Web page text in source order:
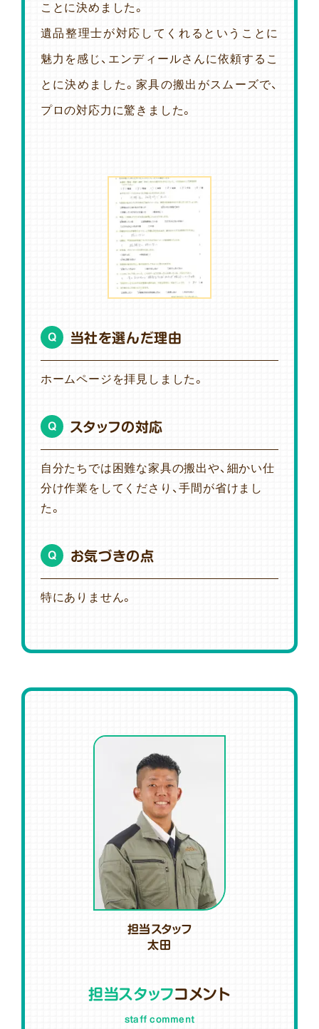
ことに決めました。
遺品整理士が対応してくれるということに
魅力を感じ、エンディールさんに依頼するこ
とに決めました。家具の搬出がスムーズで、
プロの対応力に驚きました。
Q 当社を選んだ理由
ホームページを拝見しました。
Q スタッフの対応
自分たちでは困難な家具の搬出や、細かい仕
分け作業をしてくださり、手間が省けまし
た。
Q お気づきの点
特にありません。
担当スタッフコメント
staff comment
担当スタッフ
太田